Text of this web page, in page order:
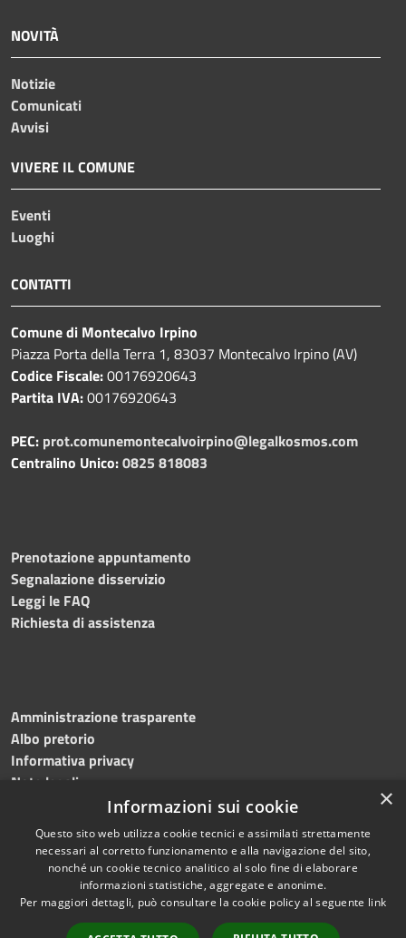
NOVITÀ
Notizie
Comunicati
Avvisi
VIVERE IL COMUNE
Eventi
Luoghi
CONTATTI
Comune di Montecalvo Irpino
Piazza Porta della Terra 1, 83037 Montecalvo Irpino (AV)
Codice Fiscale:00176920643
Partita IVA:00176920643
PEC: prot.comunemontecalvoirpino@legalkosmos.com
Centralino Unico:0825 818083
Prenotazione appuntamento
Segnalazione disservizio
Leggi le FAQ
Richiesta di assistenza
Amministrazione trasparente
Albo pretorio
Informativa privacy
Note legali
Dichiarazione di accessibilità
Accessibilità
Copyright © 2024 •
Comune di Montecalvo
×
Informazioni sui cookie
Questo sito web utilizza cookie tecnici e assimilati strettamente
necessari al corretto funzionamento e alla navigazione del sito,
nonché un cookie tecnico analitico al solo fine di elaborare
informazioni statistiche, aggregate e anonime.
Per maggiori dettagli, può consultare la cookie policy al seguente link